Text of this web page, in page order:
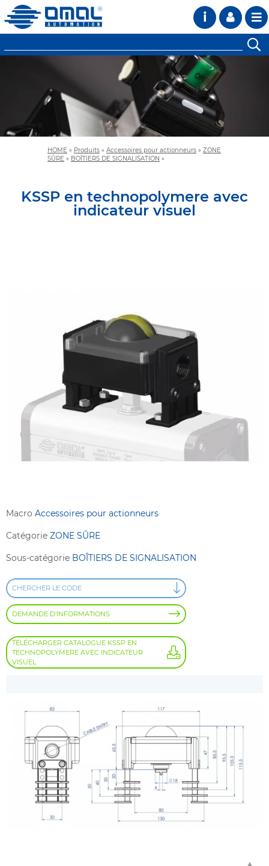
i
HOME » Produits » Accessoires pour actionneurs » ZONE
SÛRE » BOÎTIERS DE SIGNALISATION »
KSSP en technopolymere avec
indicateur visuel
Macro Accessoires pour actionneurs
Catégorie ZONE SÛRE
Sous-catégorie BOÎTIERS DE SIGNALISATION
CHERCHER LE CODE
DEMANDE D'INFORMATIONS
TÉLÉCHARGER CATALOGUE KSSP EN
TECHNOPOLYMERE AVEC INDICATEUR
VISUEL